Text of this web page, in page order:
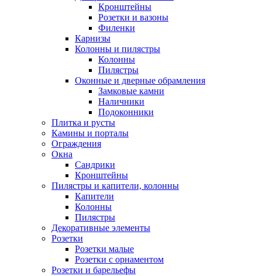
Кронштейны
Розетки и вазоны
Филенки
Карнизы
Колонны и пилястры
Колонны
Пилястры
Оконные и дверные обрамления
Замковые камни
Наличники
Подоконники
Плитка и русты
Камины и порталы
Ограждения
Окна
Сандрики
Кронштейны
Пилястры и капители, колонны
Капители
Колонны
Пилястры
Декоративные элементы
Розетки
Розетки малые
Розетки с орнаментом
Розетки и барельефы